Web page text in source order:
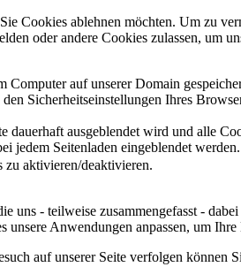
Cookies ablehnen möchten. Um zu
oder andere Cookies zulassen, um
Computer auf unserer Domain
Sicherheitseinstellungen Ihres
dauerhaft ausgeblendet wird und alle
jedem Seitenladen eingeblendet werden.
aktivieren/deaktivieren.
uns - teilweise zusammengefasst -
unsere Anwendungen anpassen, um
auf unserer Seite verfolgen können